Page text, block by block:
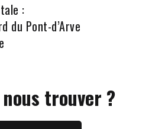
:
du Pont-d’Arve
trouver ?